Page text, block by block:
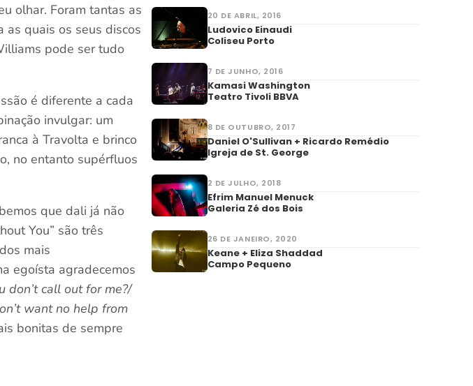
olhar. Foram tantas as
as quais os seus discos
pode ser tudo
é diferente a cada
invulgar: um
à Travolta e brinco
no entanto supérfluos
que dali já não
You” são três
mais
egoísta agradecemos
don’t call out for me?/
want no help from
bonitas de sempre
20 DE ABRIL, 2016
Ludovico Einaudi
Coliseu Porto
7 DE JUNHO, 2016
Kamasi Washington
Teatro Tivoli BBVA
8 DE OUTUBRO, 2017
Daniel O'Sullivan + Ricardo Remédio
Igreja de St. George
2 DE JULHO, 2018
Efrim Manuel Menuck
Galeria Zé dos Bois
26 DE JANEIRO, 2020
Keane + Eliza Shaddad
Campo Pequeno